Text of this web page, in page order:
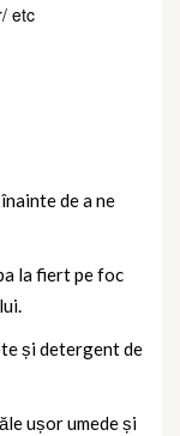
etc
de a ne
la fiert pe foc
și detergent de
ușor umede și